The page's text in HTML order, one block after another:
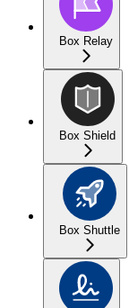
Box Relay
Box Shield
Box Shuttle